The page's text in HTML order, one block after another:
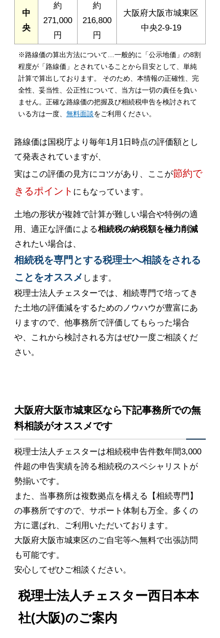
中
央
約
271,000
円
約
216,800
円
大阪府大阪市城東区
中央2-9-19
※路線価の算出方法について…一般的に「公示地価」の8割
程度が「路線価」とされていることから目安として、単純
計算で算出しております。 そのため、本情報の正確性、完
全性、妥当性、公正性について、当方は一切の責任を負い
ません。正確な路線価の把握及び相続税申告を検討されて
いる方は一度、 無料面談をご利用ください。
路線価は国税庁より毎年1月1日時点の評価額とし
て発表されていますが、
実はこの評価の見方にコツがあり、ここが節約で
きるポイント にもなっています。
土地の形状が複雑で計算が難しい場合や特例の適
用、適正な評価による相続税の納税額を極力削減
されたい場合は、
相続税を専門とする税理士へ相談をされる
ことをオススメ します。
税理士法人チェスターでは、相続専門で培ってき
た土地の評価減をするためのノウハウが豊富にあ
りますので、他事務所で評価してもらった場合
や、これから検討される方はぜひ一度ご相談くだ
さい。
大阪府大阪市城東区なら下記事務所での無
料相談がオススメです
税理士法人チェスターは相続税申告件数年間3,000
件超の申告実績を誇る相続税のスペシャリストが
勢揃いです。
また、当事務所は複数拠点を構える【相続専門】
の事務所ですので、サポート体制も万全。多くの
方に選ばれ、ご利用いただいております。
大阪府大阪市城東区のご自宅等へ無料で出張訪問
も可能です。
安心してぜひご相談ください。
税理士法人チェスター西日本本
社(大阪)のご案内